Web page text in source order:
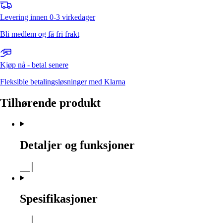
Levering innen 0-3 virkedager
Bli medlem og få fri frakt
Kjøp nå - betal senere
Fleksible betalingsløsninger med Klarna
Tilhørende produkt
Detaljer og funksjoner
Spesifikasjoner